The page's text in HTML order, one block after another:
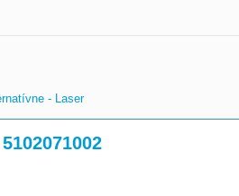
- Laser